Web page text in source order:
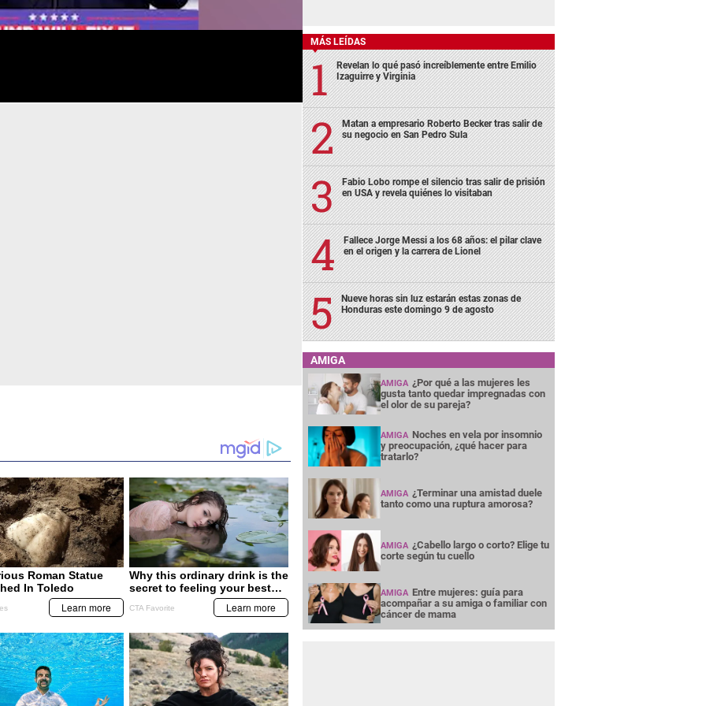
MÁS LEÍDAS
Revelan lo qué pasó increíblemente entre Emilio
Izaguirre y Virginia
Matan a empresario Roberto Becker tras salir de
su negocio en San Pedro Sula
Fabio Lobo rompe el silencio tras salir de prisión
en USA y revela quiénes lo visitaban
Fallece Jorge Messi a los 68 años: el pilar clave
en el origen y la carrera de Lionel
Nueve horas sin luz estarán estas zonas de
Honduras este domingo 9 de agosto
AMIGA
AMIGA ¿Por qué a las mujeres les
gusta tanto quedar impregnadas con
el olor de su pareja?
AMIGA Noches en vela por insomnio
y preocupación, ¿qué hacer para
tratarlo?
AMIGA ¿Terminar una amistad duele
tanto como una ruptura amorosa?
AMIGA ¿Cabello largo o corto? Elige tu
corte según tu cuello
AMIGA Entre mujeres: guía para
acompañar a su amiga o familiar con
cáncer de mama